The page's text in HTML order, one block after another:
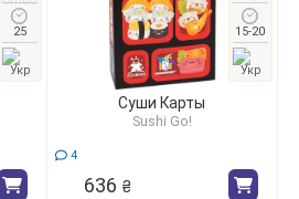
25
Суши Карты
Sushi Go!
15-20
4
636 ₴